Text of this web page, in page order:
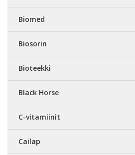
Biomed
Biosorin
Bioteekki
Black Horse
C-vitamiinit
Cailap